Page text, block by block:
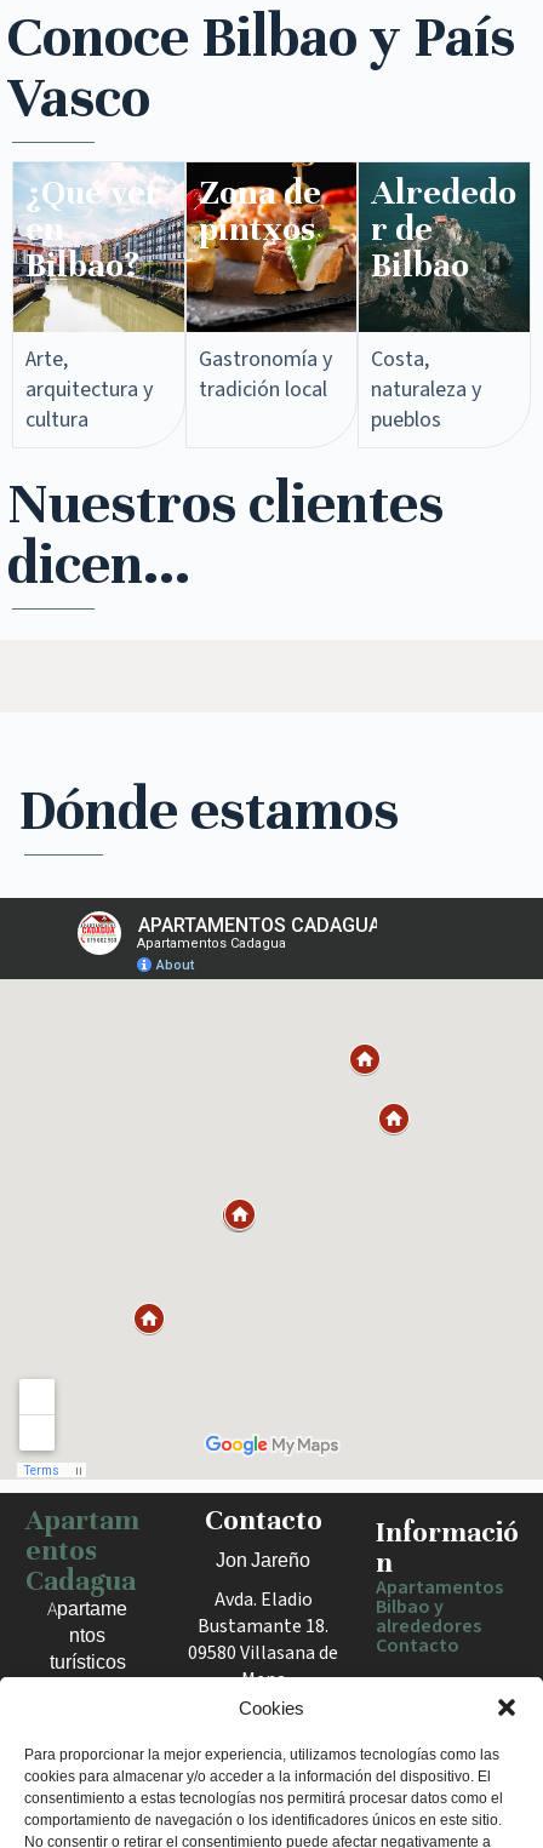
Cookies
Para proporcionar la mejor experiencia, utilizamos tecnologías como las
cookies para almacenar y/o acceder a la información del dispositivo. El
consentimiento a estas tecnologías nos permitirá procesar datos como el
comportamiento de navegación o los identificadores únicos en este sitio.
No consentir o retirar el consentimiento puede afectar negativamente a
Conoce Bilbao y País
Vasco
¿Qué ver
en
Bilbao?
Arte,
arquitectura y
cultura
Zona de
pintxos​
Gastronomía y
tradición local
Alrededo
r de
Bilbao
Costa,
naturaleza y
pueblos
Nuestros clientes
dicen...
Dónde estamos
Haz clic para activar el mapa
Apartam
entos
Cadagua
Apartame
ntos
turísticos
el Valle
de Mena.
Estancias
cómodas
Contacto
Jon Jareño
Avda. Eladio
Bustamante 18.
09580 Villasana de
Mena
España
+34 675 602
960
apartamentosc
Informació
n
Apartamentos
Bilbao y
alrededores
Contacto